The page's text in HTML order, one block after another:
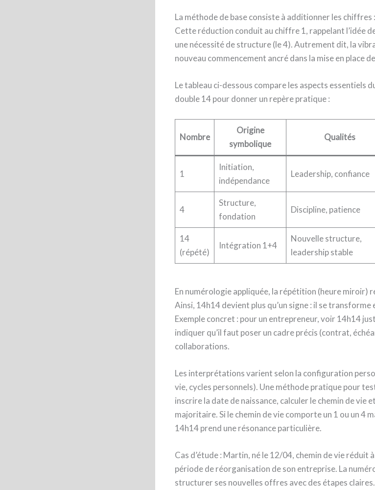
La méthode de base consiste à additionner les chiffres
Cette réduction conduit au chiffre 1, rappelant l’idée
une nécessité de structure (le 4). Autrement dit, la
nouveau commencement ancré dans la mise en place
Le tableau ci-dessous compare les aspects essentiels
double 14 pour donner un repère pratique :
Nombre
Origine
symbolique
Qualités
1
Initiation,
indépendance
Leadership, confiance
4
Structure,
fondation
Discipline, patience
14
(répété)
Intégration 1+4
Nouvelle structure,
leadership stable
En numérologie appliquée, la répétition (heure miroir)
Ainsi, 14h14 devient plus qu’un signe : il se
Exemple concret : pour un entrepreneur, voir 14h14
indiquer qu’il faut poser un cadre précis (contrat,
collaborations.
Les interprétations varient selon la configuration
vie, cycles personnels). Une méthode pratique pour
inscrire la date de naissance, calculer le chemin de vie
majoritaire. Si le chemin de vie comporte un 1 ou un 4
14h14 prend une résonance particulière.
Cas d’étude : Martin, né le 12/04, chemin de vie réduit
période de réorganisation de son entreprise. La
structurer ses nouvelles offres avec des étapes